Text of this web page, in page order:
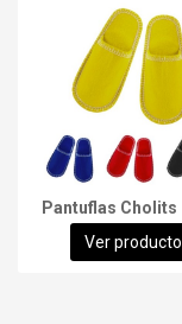
Pantuflas Cholits
Ver producto